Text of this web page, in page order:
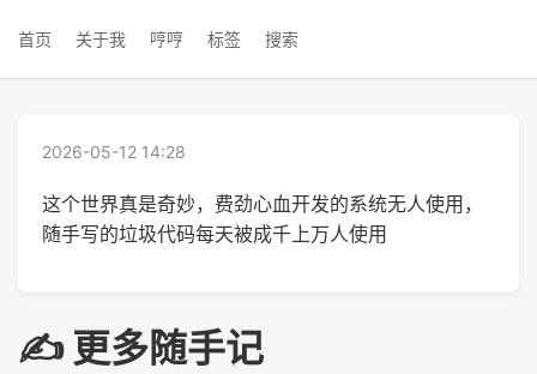
首页 关于我 哼哼 标签 搜索
2026-05-12 14:28
这个世界真是奇妙，费劲心血开发的系统无人使用，
随手写的垃圾代码每天被成千上万人使用
✍ 更多随手记